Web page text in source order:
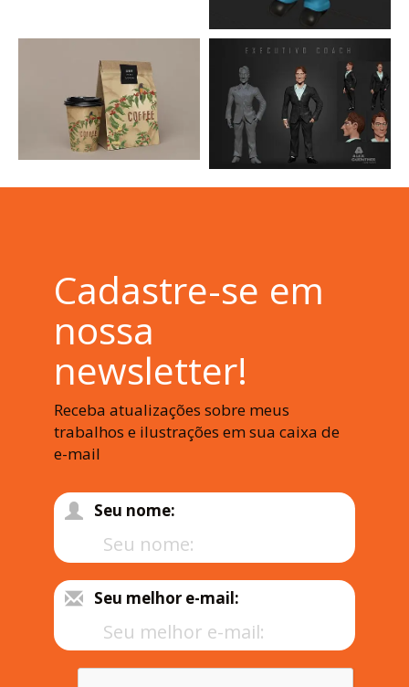
Cadastre-se em
nossa
newsletter!
Receba atualizações sobre meus
trabalhos e ilustrações em sua caixa de
e-mail
Seu nome:
Seu melhor e-mail: